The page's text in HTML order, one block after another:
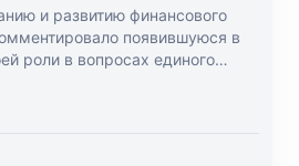
и развитию финансового
появившуюся в
роли в вопросах единого